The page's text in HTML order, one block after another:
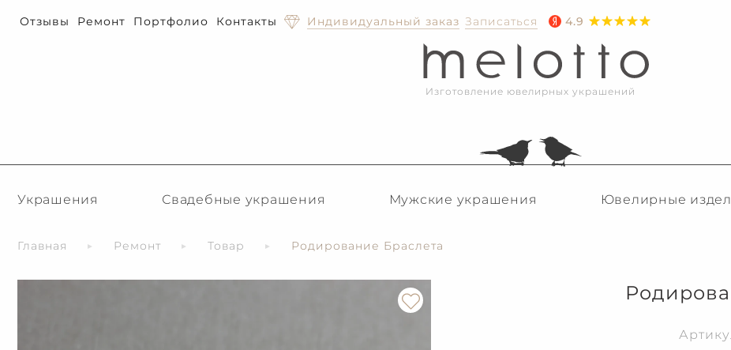
Отзывы Ремонт Портфолио Контакты Индивидуальный заказ Записаться 4.9
Изготовление ювелирных украшений
Украшения Свадебные украшения Мужские украшения Ювелирные
Главная Ремонт Товар Родирование Браслета